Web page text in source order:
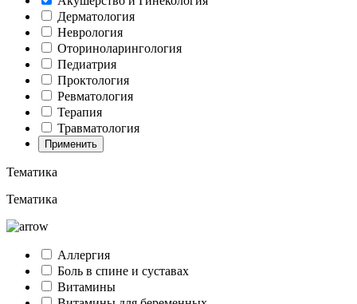
Дерматология
Неврология
Оториноларингология
Педиатрия
Проктология
Ревматология
Терапия
Травматология
Применить
Тематика
Тематика
Аллергия
Боль в спине и суставах
Витамины